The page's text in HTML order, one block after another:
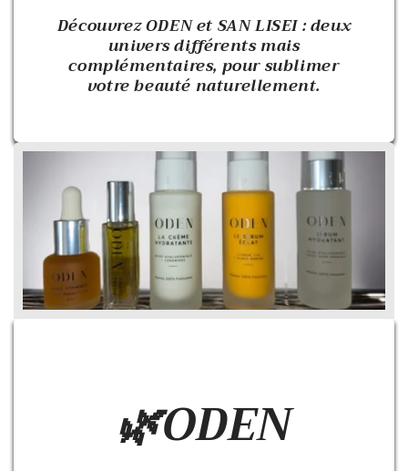
Découvrez ODEN et SAN LISEI : deux
univers différents mais
complémentaires, pour sublimer
votre beauté naturellement.
🌿ODEN